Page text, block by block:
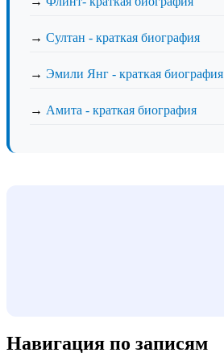
→ Султан - краткая биография
→ Эмили Янг - краткая биография
→ Амита - краткая биография
Навигация по записям